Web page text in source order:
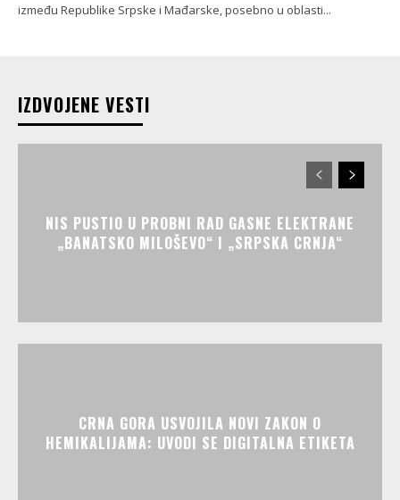
između Republike Srpske i Mađarske, posebno u oblasti...
IZDVOJENE VESTI
NIS PUSTIO U PROBNI RAD GASNE ELEKTRANE
„BANATSKO MILOŠEVO“ I „SRPSKA CRNJA“
CRNA GORA USVOJILA NOVI ZAKON O
HEMIKALIJAMA: UVODI SE DIGITALNA ETIKETA